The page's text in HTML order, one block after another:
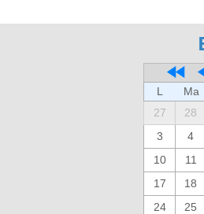
L
Ma
27
28
3
4
10
11
17
18
24
25